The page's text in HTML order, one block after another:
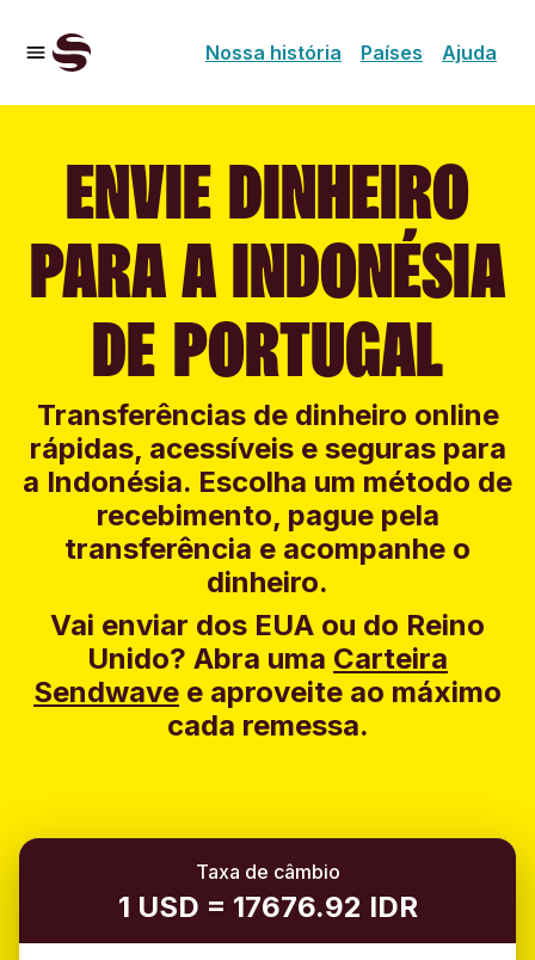
Nossa história Países Ajuda
ENVIE DINHEIRO
PARA A INDONÉSIA
DE PORTUGAL
Transferências de dinheiro online
rápidas, acessíveis e seguras para
a Indonésia. Escolha um método de
recebimento, pague pela
transferência e acompanhe o
dinheiro.
Vai enviar dos EUA ou do Reino
Unido? Abra uma Carteira
Sendwave e aproveite ao máximo
cada remessa.
Taxa de câmbio
1 USD = 17676.92 IDR